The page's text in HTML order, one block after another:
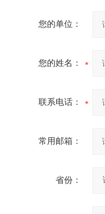
您的单位：
您的姓名：
联系电话：
常用邮箱：
省份：